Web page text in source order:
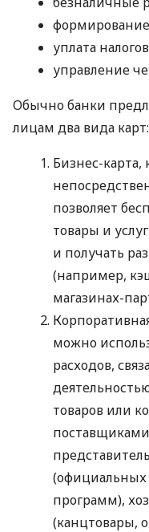
формирование
уплата
управление
Обычно банки
лицам два вида карт:
Бизнес-карта,
позволяет
товары и
и получать
(например,
магазинах-
можно
расходов,
товаров или
поставщиками
программ),
(канцтовары,